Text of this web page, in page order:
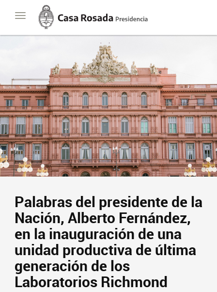
Toggle
navigation
Casa
Rosada
Presidencia
de
Palabras del presidente de la
Nación, Alberto Fernández,
en la inauguración de una
unidad productiva de última
generación de los
Laboratorios Richmond